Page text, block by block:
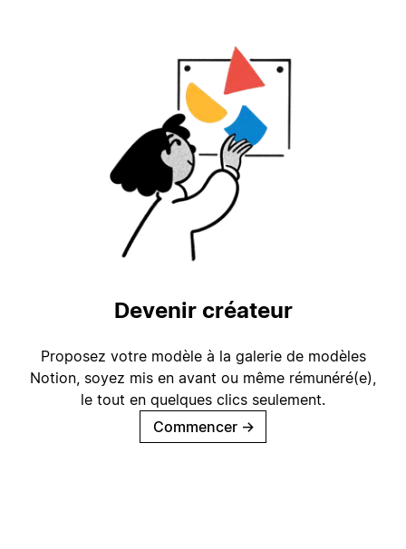
Devenir créateur
Proposez votre modèle à la galerie de modèles
Notion, soyez mis en avant ou même rémunéré(e),
le tout en quelques clics seulement.
Commencer →